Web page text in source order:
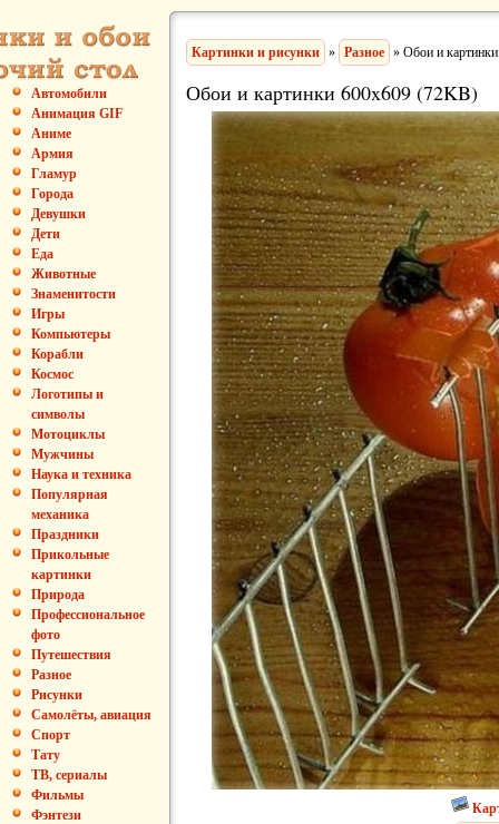
Автомобили
Анимация GIF
Аниме
Армия
Гламур
Города
Девушки
Дети
Еда
Животные
Знаменитости
Игры
Компьютеры
Корабли
Космос
Логотипы и
символы
Мотоциклы
Мужчины
Наука и техника
Популярная
механика
Праздники
Прикольные
картинки
Природа
Профессиональное
фото
Путешествия
Разное
Рисунки
Самолёты, авиация
Спорт
Тату
ТВ, сериалы
Фильмы
Фэнтези
Картинки и рисунки » Разное » Обои и картинки
Обои и картинки 600x609 (72KB)